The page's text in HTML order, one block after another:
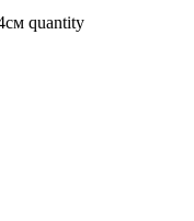
quantity